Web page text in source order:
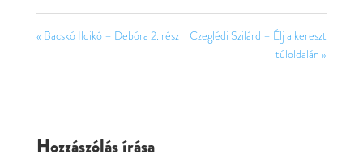
« Bacskó Ildikó – Debóra 2. rész
Czeglédi Szilárd – Élj a kereszt
túloldalán »
Hozzászólás írása